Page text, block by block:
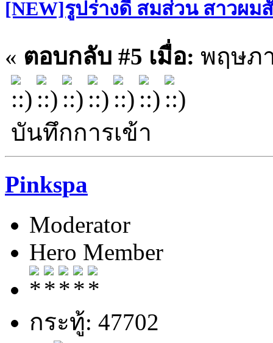
[NEW]รูปร่างดี สมส่วน สาวผม
« ตอบกลับ #5 เมื่อ: พฤษภา
บันทึกการเข้า
Pinkspa
Moderator
Hero Member
กระทู้: 47702